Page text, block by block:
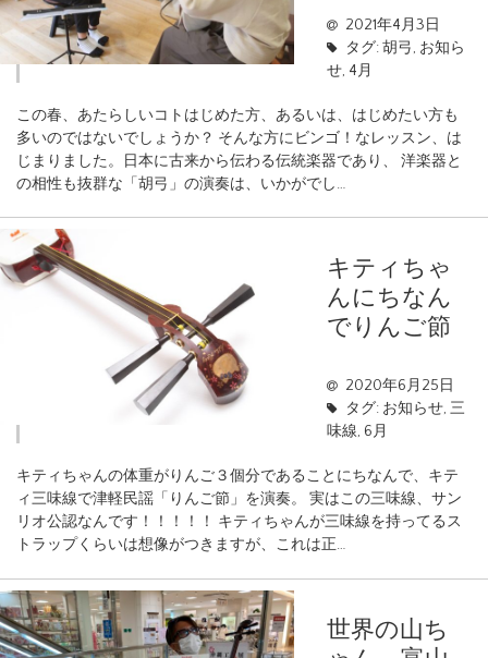
2021年4月3日
タグ:胡弓, お知ら
せ, 4月
この春、あたらしいコトはじめた方、あるいは、はじめたい方も
多いのではないでしょうか？ そんな方にビンゴ！なレッスン、は
じまりました。日本に古来から伝わる伝統楽器であり、 洋楽器と
の相性も抜群な「胡弓」の演奏は、いかがでし…
キティちゃ
んにちなん
でりんご節
2020年6月25日
タグ: お知らせ, 三
味線, 6月
キティちゃんの体重がりんご３個分であることにちなんで、キテ
ィ三味線で津軽民謡「りんご節」を演奏。 実はこの三味線、サン
リオ公認なんです！！！！！ キティちゃんが三味線を持ってるス
トラップくらいは想像がつきますが、これは正…
世界の山ち